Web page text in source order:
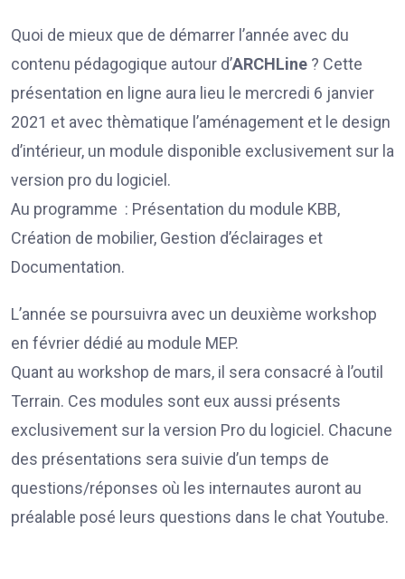
Quoi de mieux que de démarrer l’année avec du
contenu pédagogique autour d’ARCHLine ? Cette
présentation en ligne aura lieu le mercredi 6 janvier
2021 et avec thèmatique l’aménagement et le design
d’intérieur, un module disponible exclusivement sur la
version pro du logiciel.
Au programme : Présentation du module KBB,
Création de mobilier, Gestion d’éclairages et
Documentation.
L’année se poursuivra avec un deuxième workshop
en février dédié au module MEP.
Quant au workshop de mars, il sera consacré à l’outil
Terrain. Ces modules sont eux aussi présents
exclusivement sur la version Pro du logiciel. Chacune
des présentations sera suivie d’un temps de
questions/réponses où les internautes auront au
préalable posé leurs questions dans le chat Youtube.